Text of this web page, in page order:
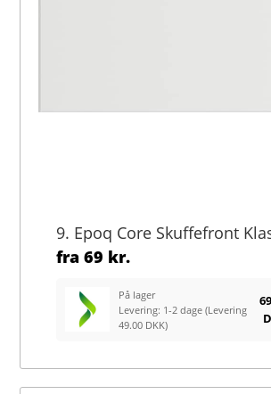
9. Epoq Core Skuffefront
fra69 kr.
På lager
Levering: 1-2 dage(Levering
49.00 DKK)